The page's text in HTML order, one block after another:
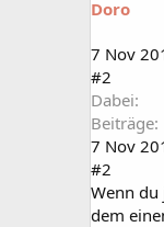
Doro
7 Nov
#2
Dabei
Beiträge
7 Nov
#2
Wenn du
dem